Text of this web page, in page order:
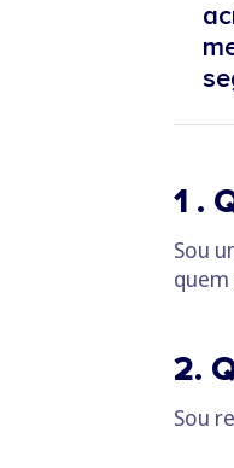
1 .
Sou
2.
Sou